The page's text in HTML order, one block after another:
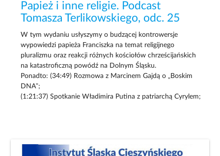
Papież i inne religie. Podcast
Tomasza Terlikowskiego, odc. 25
W tym wydaniu usłyszymy o budzącej kontrowersje
wypowiedzi papieża Franciszka na temat religijnego
pluralizmu oraz reakcji różnych kościołów chrześcijańskich
na katastroficzną powódź na Dolnym Śląsku.
Ponadto: (34:49) Rozmowa z Marcinem Gajdą o „Boskim
DNA”;
(1:21:37) Spotkanie Władimira Putina z patriarchą Cyrylem;